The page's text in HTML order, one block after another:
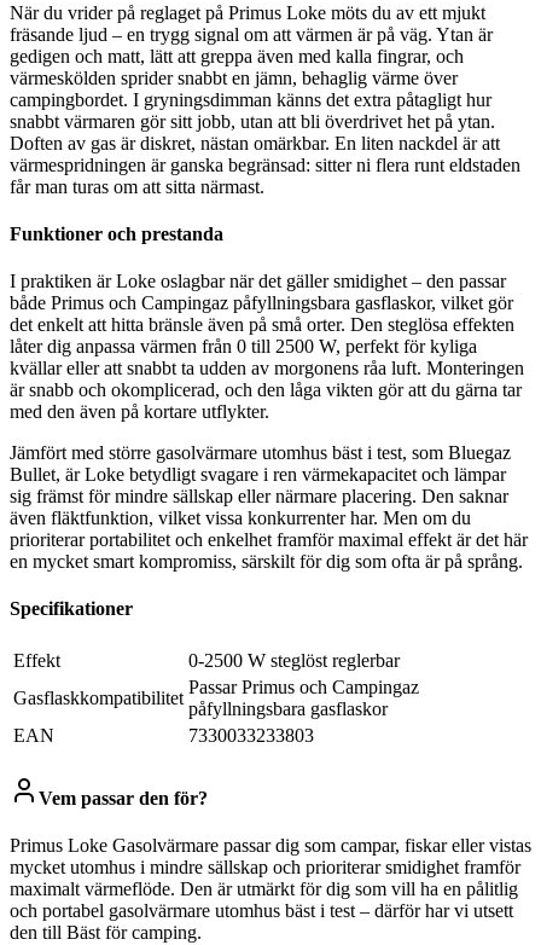
När du vrider på reglaget på Primus Loke möts du av ett mjukt
fräsande ljud – en trygg signal om att värmen är på väg. Ytan är
gedigen och matt, lätt att greppa även med kalla fingrar, och
värmeskölden sprider snabbt en jämn, behaglig värme över
campingbordet. I gryningsdimman känns det extra påtagligt hur
snabbt värmaren gör sitt jobb, utan att bli överdrivet het på ytan.
Doften av gas är diskret, nästan omärkbar. En liten nackdel är att
värmespridningen är ganska begränsad: sitter ni flera runt eldstaden
får man turas om att sitta närmast.
Funktioner och prestanda
I praktiken är Loke oslagbar när det gäller smidighet – den passar
både Primus och Campingaz påfyllningsbara gasflaskor, vilket gör
det enkelt att hitta bränsle även på små orter. Den steglösa effekten
låter dig anpassa värmen från 0 till 2500 W, perfekt för kyliga
kvällar eller att snabbt ta udden av morgonens råa luft. Monteringen
är snabb och okomplicerad, och den låga vikten gör att du gärna tar
med den även på kortare utflykter.
Jämfört med större gasolvärmare utomhus bäst i test, som Bluegaz
Bullet, är Loke betydligt svagare i ren värmekapacitet och lämpar
sig främst för mindre sällskap eller närmare placering. Den saknar
även fläktfunktion, vilket vissa konkurrenter har. Men om du
prioriterar portabilitet och enkelhet framför maximal effekt är det här
en mycket smart kompromiss, särskilt för dig som ofta är på språng.
Specifikationer
Effekt
0-2500 W steglöst reglerbar
Gasflaskkompatibilitet
Passar Primus och Campingaz
påfyllningsbara gasflaskor
EAN
7330033233803
Vem passar den för?
Primus Loke Gasolvärmare passar dig som campar, fiskar eller vistas
mycket utomhus i mindre sällskap och prioriterar smidighet framför
maximalt värmeflöde. Den är utmärkt för dig som vill ha en pålitlig
och portabel gasolvärmare utomhus bäst i test – därför har vi utsett
den till Bäst för camping.